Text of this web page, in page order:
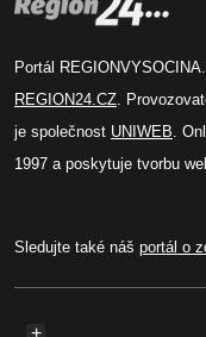
Portál
REGION24.CZ .
je společnost UNIWEB .
1997 a poskytuje tvorbu
Sledujte také náš portál o
+